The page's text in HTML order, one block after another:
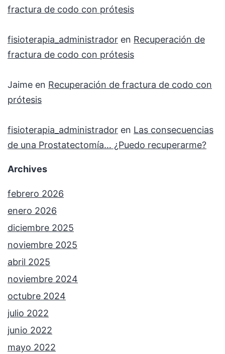
fractura de codo con prótesis
fisioterapia_administrador en Recuperación de
fractura de codo con prótesis
Jaime en Recuperación de fractura de codo con
prótesis
fisioterapia_administrador en Las consecuencias
de una Prostatectomía… ¿Puedo recuperarme?
Archives
febrero 2026
enero 2026
diciembre 2025
noviembre 2025
abril 2025
noviembre 2024
octubre 2024
julio 2022
junio 2022
mayo 2022